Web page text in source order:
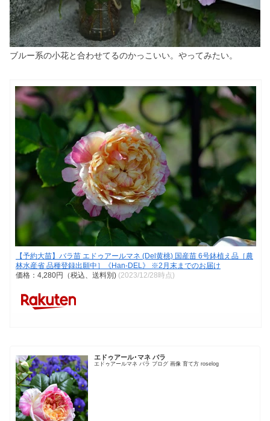
ブルー系の小花と合わせてるのかっこいい。やってみたい。
【予約大苗】バラ苗 エドゥアールマネ (Del黄桃) 国産苗 6号鉢植え品［農
林水産省 品種登録出願中］《Han-DEL》 ※2月末までのお届け
価格：4,280円（税込、送料別) (2023/12/28時点)
エドゥアール･マネ バラ
エドゥアールマネ バラ ブログ 画像 育て方 roselog